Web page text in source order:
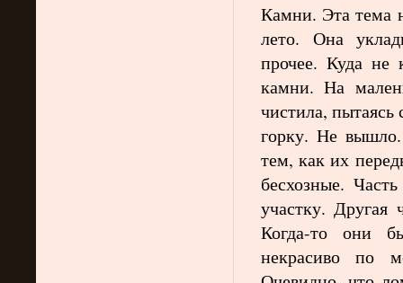
Камни. Эта тема
лето. Она
прочее. Куда не
камни. На
чистила,
горку. Не
тем, как их
бесхозные.
участку. Другая
Когда-то они
некрасиво по